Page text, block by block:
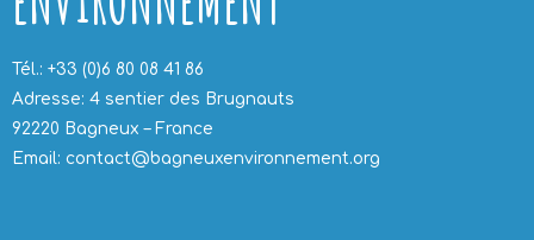
Tél.: +33 (0)6 80 08 41 86
Adresse: 4 sentier des Brugnauts
92220 Bagneux – France
Email: contact@bagneuxenvironnement.org